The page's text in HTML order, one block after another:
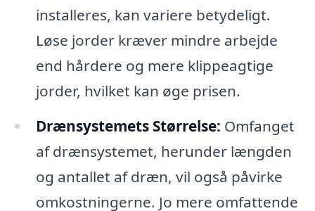
installeres, kan variere betydeligt.
Løse jorder kræver mindre arbejde
end hårdere og mere klippeagtige
jorder, hvilket kan øge prisen.
Drænsystemets Størrelse: Omfanget
af drænsystemet, herunder længden
og antallet af dræn, vil også påvirke
omkostningerne. Jo mere omfattende